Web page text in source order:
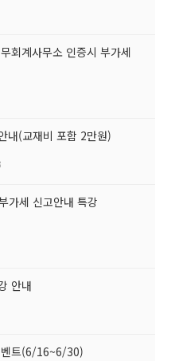
회계사무소 인증시 부가세
내(교재비 포함 2만원)
가세 신고안내 특강
안내
벤트(6/16~6/30)